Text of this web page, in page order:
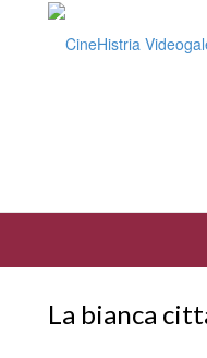
La bianca